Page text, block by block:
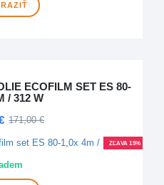
ECOFILM SET ES 80-
/ 312 W
171,00 €
ZĽAVA 15%